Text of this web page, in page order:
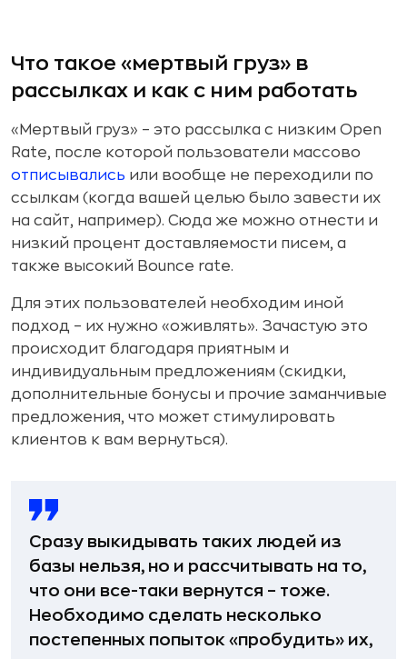
Что такое «мертвый груз» в
рассылках и как с ним работать
«Мертвый груз» – это рассылка с низким Open
Rate, после которой пользователи массово
отписывались или вообще не переходили по
ссылкам (когда вашей целью было завести их
на сайт, например). Сюда же можно отнести и
низкий процент доставляемости писем, а
также высокий Bounce rate.
Для этих пользователей необходим иной
подход – их нужно «оживлять». Зачастую это
происходит благодаря приятным и
индивидуальным предложениям (скидки,
дополнительные бонусы и прочие заманчивые
предложения, что может стимулировать
клиентов к вам вернуться).
Сразу выкидывать таких людей из
базы нельзя, но и рассчитывать на то,
что они все-таки вернутся – тоже.
Необходимо сделать несколько
постепенных попыток «пробудить» их,